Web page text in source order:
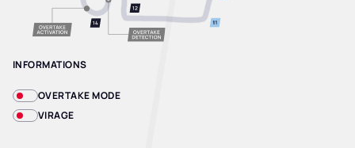
INFORMATIONS
OVERTAKE MODE
VIRAGE